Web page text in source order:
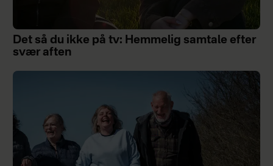
Det så du ikke på tv: Hemmelig samtale efter
svær aften